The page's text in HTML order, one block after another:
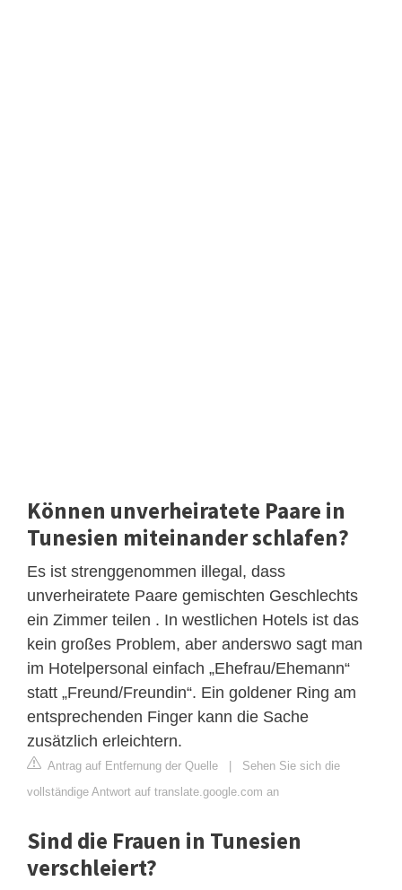
Können unverheiratete Paare in
Tunesien miteinander schlafen?
Es ist strenggenommen illegal, dass
unverheiratete Paare gemischten Geschlechts
ein Zimmer teilen . In westlichen Hotels ist das
kein großes Problem, aber anderswo sagt man
im Hotelpersonal einfach „Ehefrau/Ehemann“
statt „Freund/Freundin“. Ein goldener Ring am
entsprechenden Finger kann die Sache
zusätzlich erleichtern.
Antrag auf Entfernung der Quelle | Sehen Sie sich die
vollständige Antwort auf translate.google.com an
Sind die Frauen in Tunesien
verschleiert?